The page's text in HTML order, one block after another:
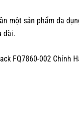
một sản phẩm đa
dài.
FQ7860-002 Chính